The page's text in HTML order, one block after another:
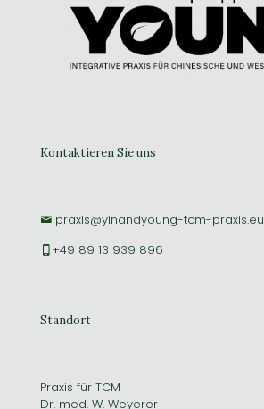
Kontaktieren Sie uns
praxis@yinandyoung-tcm-praxis.eu
+49 89 13 939 896
Standort
Praxis für TCM
Dr. med. W. Weyerer